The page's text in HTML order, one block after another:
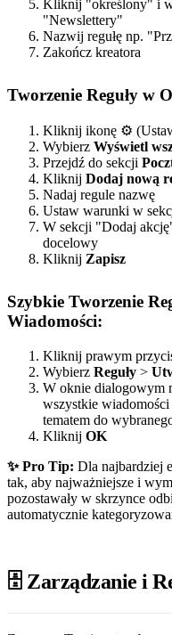
Kliknij "określony" i
"Newslettery"
Nazwij regułę np.
Zakończ kreatora
Tworzenie Reguły w
Kliknij ikonę ⚙️
Wybierz Wyświetl
Przejdź do sekcji
Kliknij Dodaj nową
Nadaj regule nazwę
Ustaw warunki w
W sekcji "Dodaj
docelowy
Kliknij Zapisz
Szybkie Tworzenie
Wiadomości:
Kliknij prawym
Wybierz Reguły >
W oknie dialogowym
wszystkie
tematem do
Kliknij OK
✨ Pro Tip: Dla najbardziej
tak, aby najważniejsze i
pozostawały w skrzynce
automatycznie
🗄️ Zarządzanie i